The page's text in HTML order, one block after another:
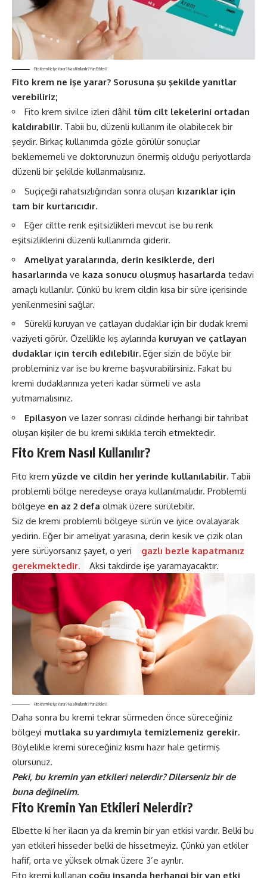
Fito Krem Ne İşe Yarar? Nasıl Kullanılır? Yan Etkileri?
Fito krem ne işe yarar? Sorusuna şu şekilde yanıtlar
verebiliriz;
Fito krem sivilce izleri dâhil tüm cilt lekelerini ortadan
kaldırabilir. Tabii bu, düzenli kullanım ile olabilecek bir
şeydir. Birkaç kullanımda gözle görülür sonuçlar
beklememeli ve doktorunuzun önermiş olduğu periyotlarda
düzenli bir şekilde kullanmalısınız.
Suçiçeği rahatsızlığından sonra oluşan kızarıklar için
tam bir kurtarıcıdır.
Eğer ciltte renk eşitsizlikleri mevcut ise bu renk
eşitsizliklerini düzenli kullanımda giderir.
Ameliyat yaralarında, derin kesiklerde, deri
hasarlarında ve kaza sonucu oluşmuş hasarlarda tedavi
amaçlı kullanılır. Çünkü bu krem cildin kısa bir süre içerisinde
yenilenmesini sağlar.
Sürekli kuruyan ve çatlayan dudaklar için bir dudak kremi
vaziyeti görür. Özellikle kış aylarında kuruyan ve çatlayan
dudaklar için tercih edilebilir. Eğer sizin de böyle bir
probleminiz var ise bu kreme başvurabilirsiniz. Fakat bu
kremi dudaklarınıza yeteri kadar sürmeli ve asla
yutmamalısınız.
Epilasyon ve lazer sonrası cildinde herhangi bir tahribat
oluşan kişiler de bu kremi sıklıkla tercih etmektedir.
Fito Krem Nasıl Kullanılır?
Fito kremyüzde ve cildin her yerinde kullanılabilir. Tabii
problemli bölge neredeyse oraya kullanılmalıdır. Problemli
bölgeye en az 2 defa olmak üzere sürülebilir.
Siz de kremi problemli bölgeye sürün ve iyice ovalayarak
yedirin. Eğer bir ameliyat yarasına, derin kesik ve çizik olan
yere sürüyorsanız şayet, o yeri
gazlı bezle kapatmanız
gerekmektedir.
Aksi takdirde işe yaramayacaktır.
Fito Krem Ne İşe Yarar? Nasıl Kullanılır? Yan Etkileri?
Daha sonra bu kremi tekrar sürmeden önce süreceğiniz
bölgeyi mutlaka su yardımıyla temizlemeniz gerekir.
Böylelikle kremi süreceğiniz kısmı hazır hale getirmiş
olursunuz.
Peki, bu kremin yan etkileri nelerdir? Dilerseniz bir de
buna değinelim.
Fito Kremin Yan Etkileri Nelerdir?
Elbette ki her ilacın ya da kremin bir yan etkisi vardır. Belki bu
yan etkileri hisseder belki de hissetmeyiz. Çünkü yan etkiler
hafif, orta ve yüksek olmak üzere 3’e ayrılır.
Fito kremi kullanan çoğu insanda herhangi bir yan etki